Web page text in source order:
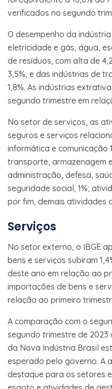
verificados no segundo
O desempenho da
eletricidade e gás, água,
de resíduos, com alta de
3,5%, e das indústrias de
1,8%. As indústrias
segundo trimestre em
No setor de serviços, as
seguros e serviços
informática e comunicação
transporte, armazenagem
administração, defesa,
seguridade social, 1%;
por fim, demais atividades
Serviços
No setor externo, o IBGE
bens e serviços subiram
deste ano em relação ao
importações de bens e
relação ao primeiro
A comparação com o
segundo trimestre de
da Nova Indústria Brasil
esperado pelo governo. A
destaque para os setores